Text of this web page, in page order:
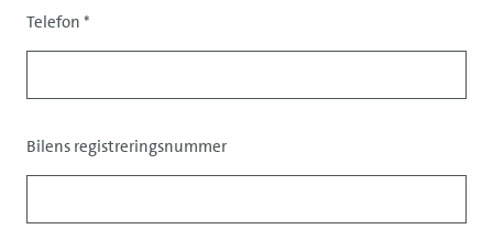
Telefon *
Data
Bilens registreringsnummer